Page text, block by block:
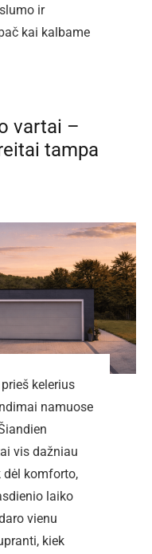
ir
kai kalbame
vartai –
tampa
kelerius
namuose
vis dažniau
komforto,
laiko
vienu
kiek